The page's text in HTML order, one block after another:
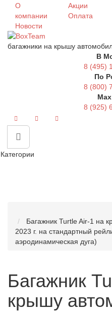
О
компании
Новости
Акции
Оплата
багажники на крышу
В
8 (495)
По
8 (800)
8 (925)
Категории
Багажник Turtle Air-1 на
2023 г. на стандартный
аэродинамическая дуга)
Багажник
крышу